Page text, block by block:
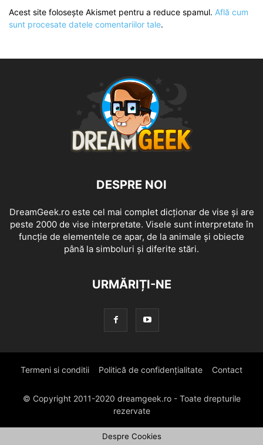
Acest site folosește Akismet pentru a reduce spamul. Află cum
sunt procesate datele comentariilor tale.
DESPRE NOI
DreamGeek.ro este cel mai complet dicționar de vise și are
peste 2000 de vise interpretate. Visele sunt interpretate în
funcție de elementele ce apar, de la animale și obiecte
până la simboluri și diferite stări.
URMĂRIȚI-NE
Termeni si conditii Politică de confidențialitate Contact
© Copyright 2011-2020 dreamgeek.ro - Toate drepturile
rezervate
Despre Cookies